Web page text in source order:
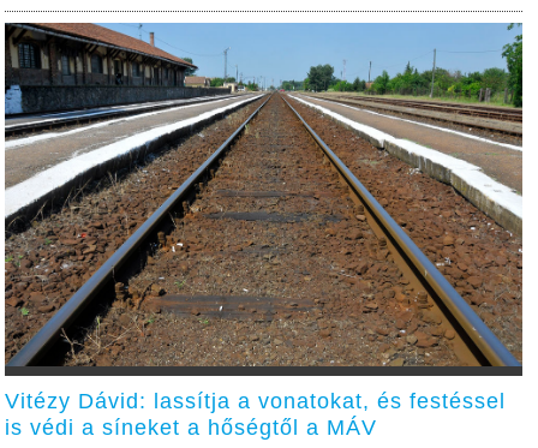
Vitézy Dávid: lassítja a vonatokat, és festéssel
is védi a síneket a hőségtől a MÁV